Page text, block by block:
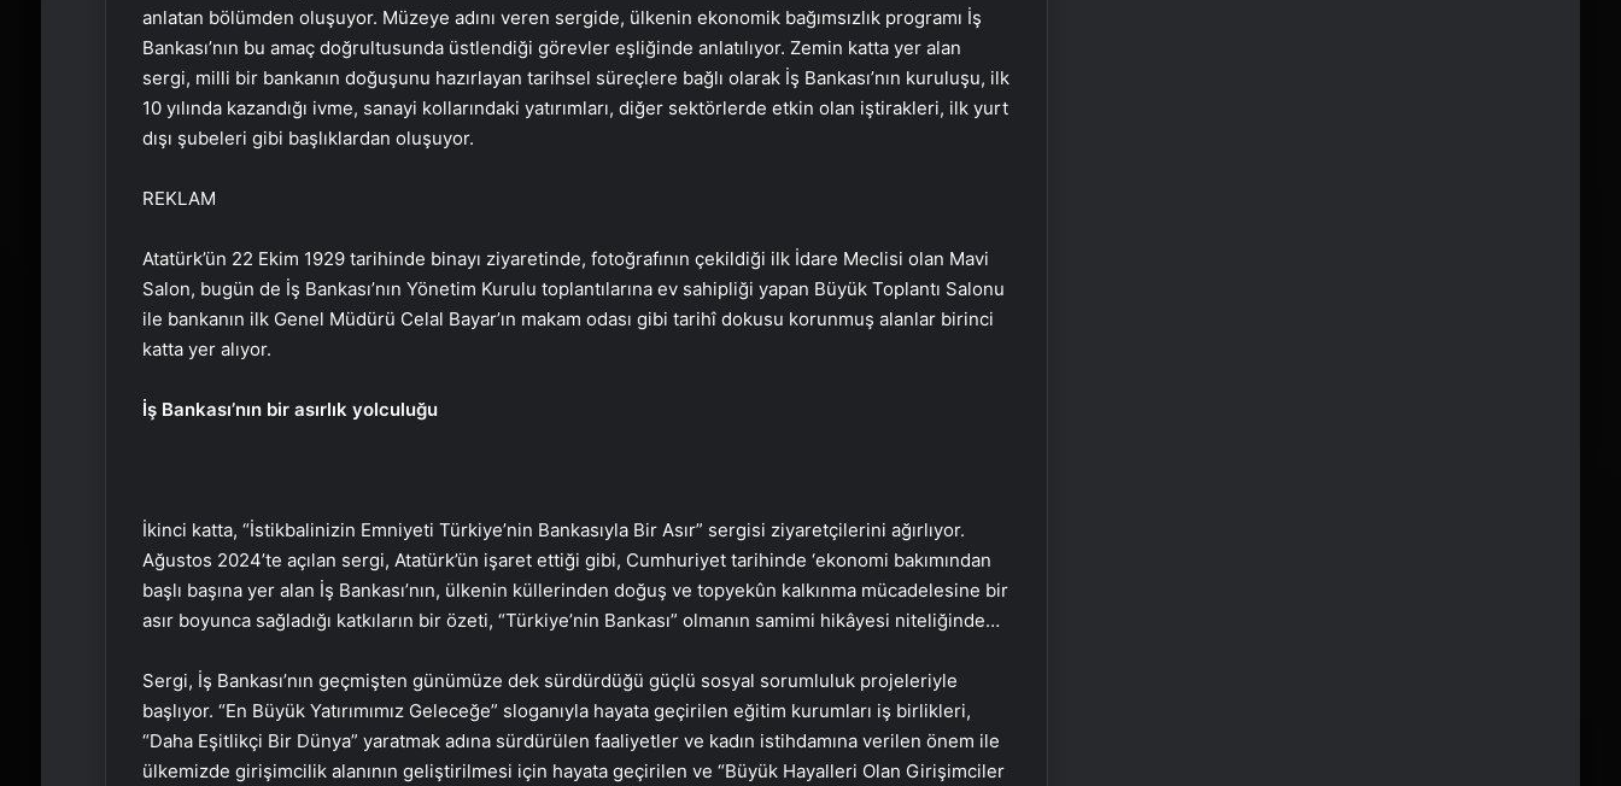
anlatan bölümden oluşuyor. Müzeye adını veren sergide, ülkenin ekonomik bağımsızlık programı İş
Bankası’nın bu amaç doğrultusunda üstlendiği görevler eşliğinde anlatılıyor. Zemin katta yer alan
sergi, milli bir bankanın doğuşunu hazırlayan tarihsel süreçlere bağlı olarak İş Bankası’nın kuruluşu, ilk
10 yılında kazandığı ivme, sanayi kollarındaki yatırımları, diğer sektörlerde etkin olan iştirakleri, ilk yurt
dışı şubeleri gibi başlıklardan oluşuyor.
REKLAM
Atatürk’ün 22 Ekim 1929 tarihinde binayı ziyaretinde, fotoğrafının çekildiği ilk İdare Meclisi olan Mavi
Salon, bugün de İş Bankası’nın Yönetim Kurulu toplantılarına ev sahipliği yapan Büyük Toplantı Salonu
ile bankanın ilk Genel Müdürü Celal Bayar’ın makam odası gibi tarihî dokusu korunmuş alanlar birinci
katta yer alıyor.
İş Bankası’nın bir asırlık yolculuğu
İkinci katta, “İstikbalinizin Emniyeti Türkiye’nin Bankasıyla Bir Asır” sergisi ziyaretçilerini ağırlıyor.
Ağustos 2024’te açılan sergi, Atatürk’ün işaret ettiği gibi, Cumhuriyet tarihinde ‘ekonomi bakımından
başlı başına yer alan İş Bankası’nın, ülkenin küllerinden doğuş ve topyekûn kalkınma mücadelesine bir
asır boyunca sağladığı katkıların bir özeti, “Türkiye’nin Bankası” olmanın samimi hikâyesi niteliğinde…
Sergi, İş Bankası’nın geçmişten günümüze dek sürdürdüğü güçlü sosyal sorumluluk projeleriyle
başlıyor. “En Büyük Yatırımımız Geleceğe” sloganıyla hayata geçirilen eğitim kurumları iş birlikleri,
“Daha Eşitlikçi Bir Dünya” yaratmak adına sürdürülen faaliyetler ve kadın istihdamına verilen önem ile
ülkemizde girişimcilik alanının geliştirilmesi için hayata geçirilen ve “Büyük Hayalleri Olan Girişimciler